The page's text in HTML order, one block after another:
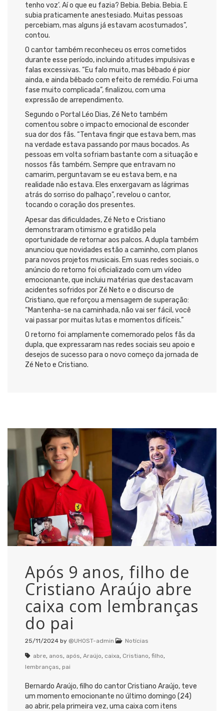
tenho voz’. Aí o que eu fazia? Bebia. Bebia. Bebia. E
subia praticamente anestesiado. Muitas pessoas
percebiam, mas alguns já estavam acostumados”,
contou.
O cantor também reconheceu os erros cometidos
durante esse período, incluindo atitudes impulsivas e
falas excessivas. “Eu falo muito, mas bêbado é pior
ainda, e ainda bêbado com efeito de remédio. Foi uma
fase muito complicada”, finalizou, com uma
expressão de arrependimento.
Segundo o Portal Léo Dias, Zé Neto também
comentou sobre o impacto emocional de esconder
sua dor dos fãs. “Tentava fingir que estava bem, mas
na verdade estava passando por maus bocados. As
pessoas em volta sofriam bastante com a situação e
nossos fãs também. Sempre que entravam no
camarim, perguntavam se eu estava bem, e na
realidade não estava. Eles enxergavam as lágrimas
atrás do sorriso do palhaço”, revelou o cantor,
tocando o coração dos presentes.
Apesar das dificuldades, Zé Neto e Cristiano
demonstraram otimismo e gratidão pela
oportunidade de retornar aos palcos. A dupla também
anunciou que novidades estão a caminho, com planos
para novos projetos musicais. Em suas redes sociais, o
anúncio do retorno foi oficializado com um vídeo
emocionante, que incluiu matérias que destacavam
acidentes sofridos por Zé Neto e o discurso de
Cristiano, que reforçou a mensagem de superação:
“Mantenha-se na caminhada, não vai ser fácil, você
vai passar por muitas lutas e momentos difíceis.”
O retorno foi amplamente comemorado pelos fãs da
dupla, que expressaram nas redes sociais seu apoio e
desejos de sucesso para o novo começo da jornada de
Zé Neto e Cristiano.
Após 9 anos, filho de
Cristiano Araújo abre
caixa com lembranças
do pai
25/11/2024 by @UHOST-admin Notícias
abre, anos, após, Araújo, caixa, Cristiano, filho,
lembranças, pai
Bernardo Araújo, filho do cantor Cristiano Araújo, teve
um momento emocionante no último domingo (24)
ao abrir, pela primeira vez, uma caixa com itens